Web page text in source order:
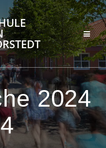
Inhalt
U
2024